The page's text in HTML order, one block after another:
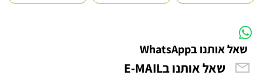
שאל אותנו בWhatsApp
שאל אותנו בE-MAIL